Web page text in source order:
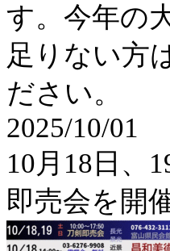
す。今年の
足りない方
ださい。
2025/10/01
10月18日、
即売会を開